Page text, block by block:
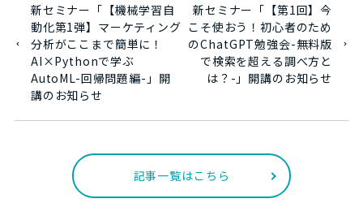
新セミナー「【機械学習自
動化第1弾】マーケティング
分析がここまで簡単に！
AI×Pythonで学ぶ
AutoML-回帰問題編-」開
講のお知らせ
新セミナー「【第1回】今
こそ使おう！初心者のため
のChatGPT勉強会-無料版
で検索を超える調べ方と
は？-」開講のお知らせ
記事一覧はこちら